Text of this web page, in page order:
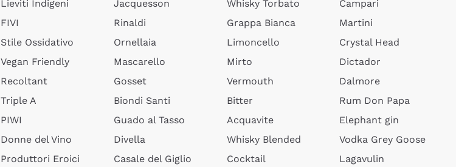
Lieviti Indigeni
FIVI
Stile Ossidativo
Vegan Friendly
Recoltant
Triple A
PIWI
Donne del Vino
Produttori Eroici
Jacquesson
Rinaldi
Ornellaia
Mascarello
Gosset
Biondi Santi
Guado al Tasso
Divella
Casale del Giglio
Whisky Torbato
Grappa Bianca
Limoncello
Mirto
Vermouth
Bitter
Acquavite
Whisky Blended
Cocktail
Campari
Martini
Crystal Head
Dictador
Dalmore
Rum Don Papa
Elephant gin
Vodka Grey Goose
Lagavulin